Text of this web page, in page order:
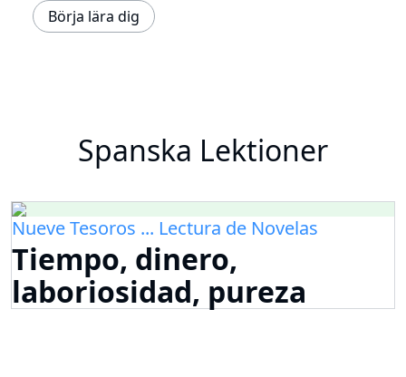
Börja lära dig
Spanska Lektioner
Nueve Tesoros ... Lectura de Novelas
Tiempo, dinero,
laboriosidad, pureza